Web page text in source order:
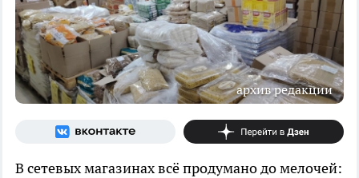
архив редакции
В сетевых магазинах всё продумано до мелочей: